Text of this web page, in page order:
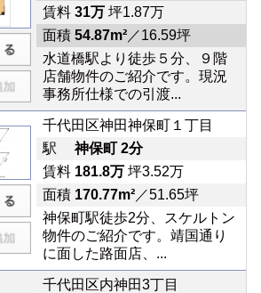
賃料 31万坪1.87万
面積 54.87m²／16.59坪
水道橋駅より徒歩５分、９階
店舗物件のご紹介です。現況
事務所仕様での引渡...
千代田区神田神保町１丁目
駅 神保町 2分
賃料 181.8万坪3.52万
面積 170.77m²／51.65坪
神保町駅徒歩2分、スケルトン
物件のご紹介です。靖国通り
に面した路面店、...
千代田区内神田3丁目